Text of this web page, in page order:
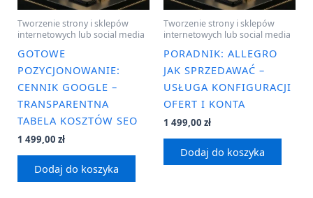
Tworzenie strony i sklepów
internetowych lub social media
GOTOWE
POZYCJONOWANIE:
CENNIK GOOGLE –
TRANSPARENTNA
TABELA KOSZTÓW SEO
1 499,00 zł
Dodaj do koszyka
Tworzenie strony i sklepów
internetowych lub social media
PORADNIK: ALLEGRO
JAK SPRZEDAWAĆ –
USŁUGA KONFIGURACJI
OFERT I KONTA
1 499,00 zł
Dodaj do koszyka